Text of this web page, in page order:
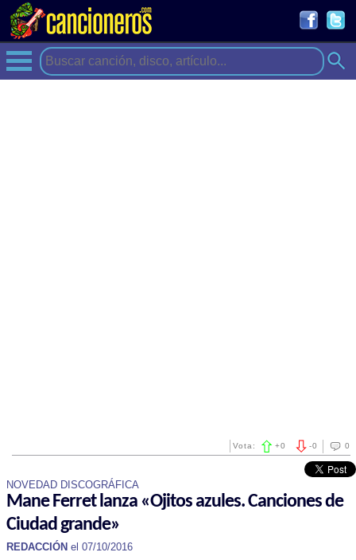
0
-0
Vota: +0
NOVEDAD DISCOGRÁFICA
Mane Ferret lanza «Ojitos azules. Canciones de
Ciudad grande»
REDACCIÓN el 07/10/2016